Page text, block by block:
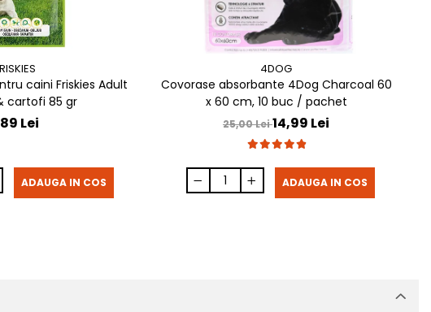
caini Friskies Adult
cartofi 85 gr
Lei
ADAUGA IN COS
4DOG
Covorase absorbante 4Dog Charcoal 60
x 60 cm, 10 buc / pachet
25,00 Lei14,99 Lei
ADAUGA IN COS